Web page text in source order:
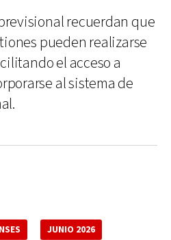
recuerdan que
pueden realizarse
el acceso a
al sistema de
JUNIO 2026